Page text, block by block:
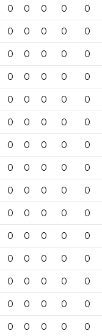
0 0 0 0 0
0 0 0 0 0
0 0 0 0 0
0 0 0 0 0
0 0 0 0 0
0 0 0 0 0
0 0 0 0 0
0 0 0 0 0
0 0 0 0 0
0 0 0 0 0
0 0 0 0 0
0 0 0 0 0
0 0 0 0 0
0 0 0 0 0
0 0 0 0 0